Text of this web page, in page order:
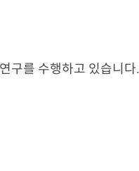
구를 수행하고 있습니다.